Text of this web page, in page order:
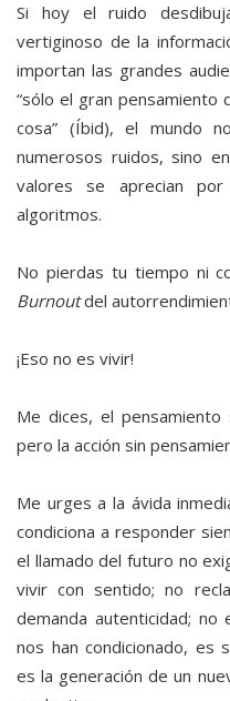
Si hoy el ruido
vertiginoso de la
importan las grandes
“sólo el gran pensamiento
cosa” (Íbid), el mundo
numerosos ruidos, sino
valores se aprecian
algoritmos.
No pierdas tu tiempo ni
Burnoutdel
¡Eso no es vivir!
Me dices, el
pero la acción sin
Me urges a la ávida
condiciona a responder
el llamado del futuro no
vivir con sentido; no
demanda autenticidad; no
nos han condicionado, es
es la generación de un